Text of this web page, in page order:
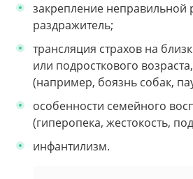
закрепление неправильной
раздражитель;
трансляция страхов на
или подросткового
(например, боязнь собак,
особенности семейного
(гиперопека, жестокость,
инфантилизм.